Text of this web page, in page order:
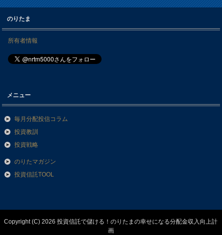
のりたま
所有者情報
メニュー
毎月分配投信コラム
投資教訓
投資戦略
のりたマガジン
投資信託TOOL
Copyright (C) 2026 投資信託で儲ける！のりたまの幸せになる分配金収入向上計
画